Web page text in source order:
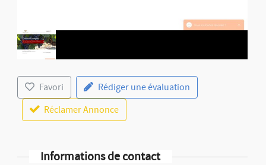
Favori
Rédiger une évaluation
Réclamer Annonce
Informations de contact